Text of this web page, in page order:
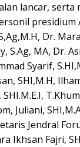
lancar, serta
presidium
Dr.
S.Ag, MA, Dr.
Syarif,
SHI,M.H,
Juliani,
Jendral
Ikhsan Fajri,